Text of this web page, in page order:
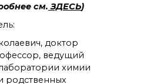
см. ЗДЕСЬ)
доктор
ведущий
химии
родственных